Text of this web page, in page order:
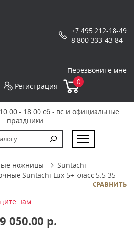
+7 495 212-18-49
8 800 333-43-84
Перезвоните мне
Регистрация 0
- 18:00 сб - вс и официальные
праздники
ножницы
Suntachi
Suntachi Lux 5+ класс 5.5 35
СРАВНИТЬ
нам
050.00 р.